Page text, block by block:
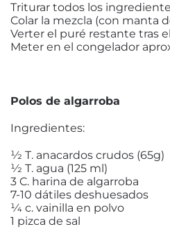
Triturar todos los
Colar la mezcla (con manta
Verter el puré restante tras
Meter en el congelador
Polos de algarroba
Ingredientes:
1⁄2 T. anacardos crudos (65g)
1⁄2 T. agua (125 ml)
3 C. harina de algarroba
7-10 dátiles deshuesados
1⁄4 c. vainilla en polvo
1 pizca de sal